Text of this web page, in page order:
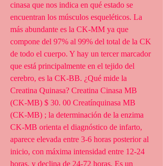
cinasa que nos indica en qué estado se
encuentran los músculos esqueléticos. La
más abundante es la CK-MM ya que
compone del 97% al 99% del total de la CK
de todo el cuerpo. Y hay un tercer marcador
que está principalmente en el tejido del
cerebro, es la CK-BB. ¿Qué mide la
Creatina Quinasa? Creatina Cinasa MB
(CK-MB) $ 30. 00 Creatínquinasa MB
(CK-MB) ; la determinación de la enzima
CK-MB orienta el diagnóstico de infarto,
aparece elevada entre 3-6 horas posterior al
inicio, con máxima intensidad entre 12-24
horas, y declina de 24-72 horas. Es un